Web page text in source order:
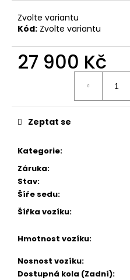
Zvolte variantu
Kód: Zvolte variantu
27 900 Kč
Kategorie:
Záruka:
Stav:
Šíře sedu:
Šířka vozíku:
Hmotnost vozíku:
Nosnost vozíku:
Dostupná kola (Zadní):
Zeptat se